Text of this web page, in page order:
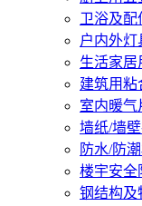
卫浴及配
户内外灯
生活家居
建筑用粘
室内暖气
墙纸/墙
防水/防
楼宇安全
钢结构及